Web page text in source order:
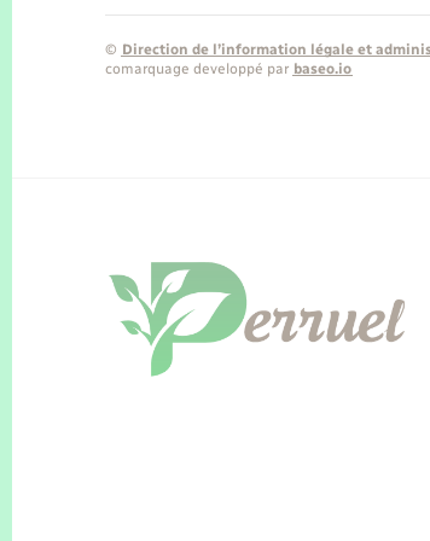
© Direction de l’information légale et
comarquage developpé par baseo.io